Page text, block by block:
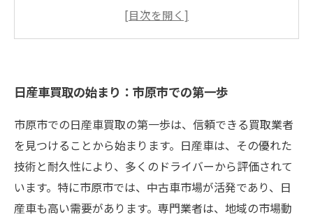
買取ポイントを押さえる：日産車を高く売るた
目指して
日産車買取の未来：市原市での新しい試み
日産車買取の始まり：市原市での第一歩
市原市での日産車買取の第一歩は、信頼できる買取業者
を見つけることから始まります。日産車は、その優れた
技術と耐久性により、多くのドライバーから評価されて
います。特に市原市では、中古車市場が活発であり、日
産車も高い需要があります。専門業者は、地域の市場動